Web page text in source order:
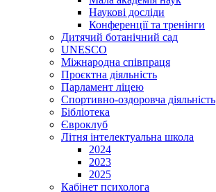
Наукові досліди
Конференції та тренінги
Дитячий ботанічний сад
UNESCO
Міжнародна співпраця
Проєктна діяльність
Парламент ліцею
Спортивно-оздоровча діяльність
Бібліотека
Євроклуб
Літня інтелектуальна школа
2024
2023
2025
Кабінет психолога